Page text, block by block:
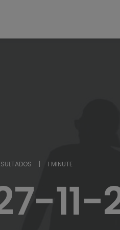
| 1 MINUTE
11-